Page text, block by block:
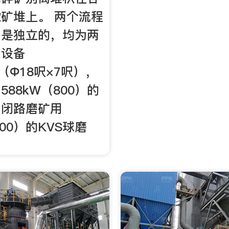
堆上。 两个流程
独立的，均为两
备
Ф18呎×7呎），
（800）的
路磨矿用
）的KVS球磨